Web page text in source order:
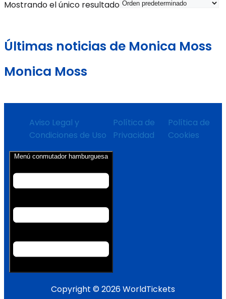
Mostrando el único resultado
Últimas noticias de Monica Moss
Monica Moss
Aviso Legal y
Condiciones de Uso
Política de
Privacidad
Política de
Cookies
Menú conmutador hamburguesa
Copyright © 2026 WorldTickets